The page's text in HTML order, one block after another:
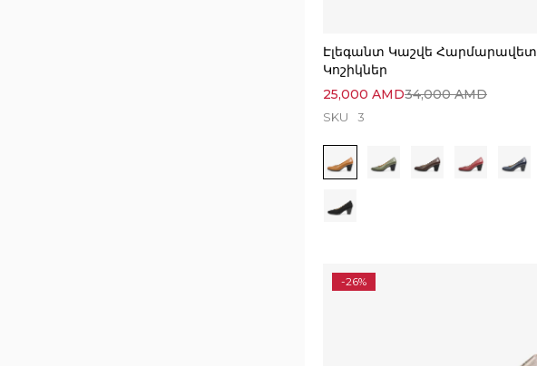
Էլեգանտ Կաշվե Հարմարավետ
Կոշիկներ
34,000AMD
25,000 AMD
SKU 3
-26%